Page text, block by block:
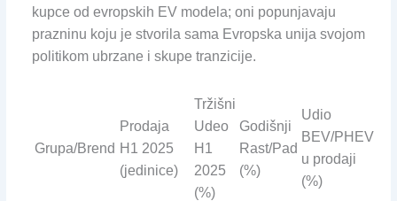
kupce od evropskih EV modela; oni popunjavaju
prazninu koju je stvorila sama Evropska unija svojom
politikom ubrzane i skupe tranzicije.
Grupa/Brend
Prodaja
H1 2025
(jedinice)
Tržišni
Udeo
H1
2025
(%)
Godišnji
Rast/Pad
(%)
Udio
BEV/PHEV
u prodaji
(%)